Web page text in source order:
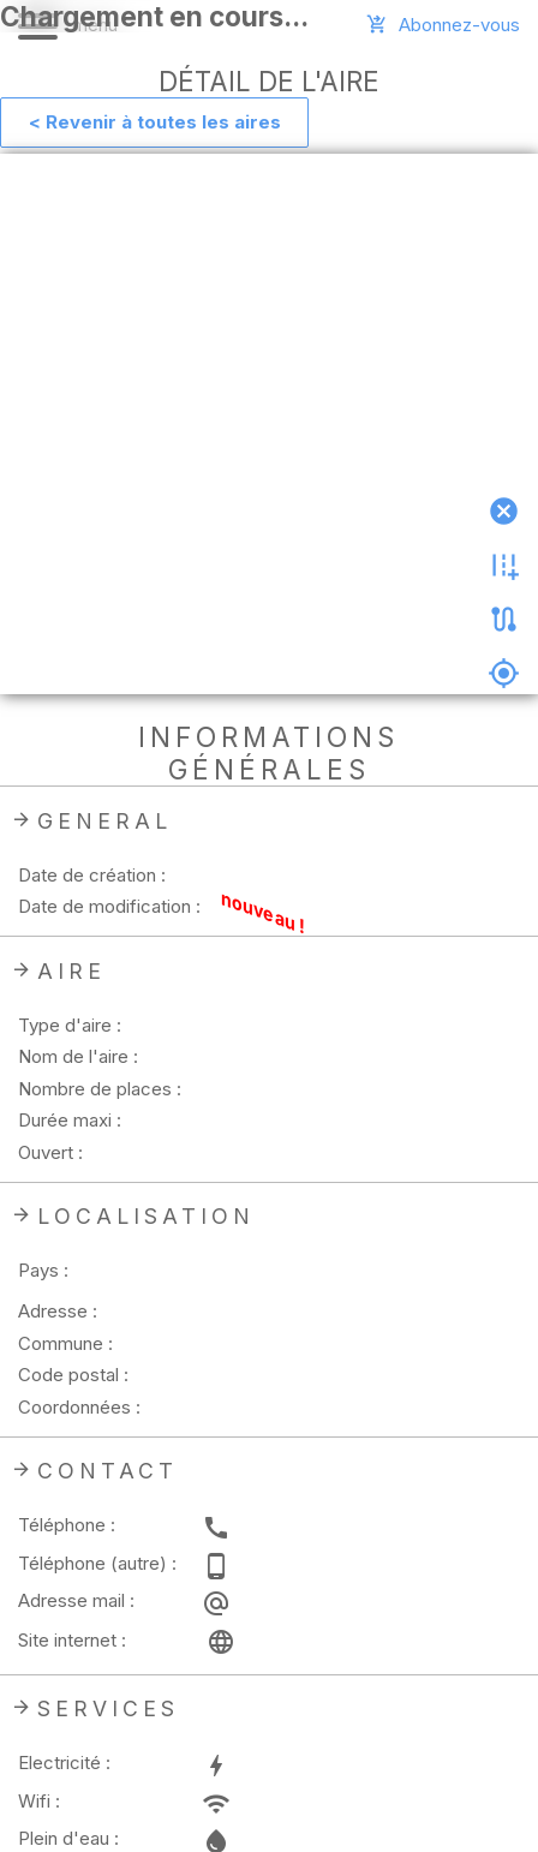
Aide
hors
ligne
Abonnez-vous
DÉTAIL DE L'AIRE
< Revenir à toutes les aires
INFORMATIONS
GÉNÉRALES
GENERAL
Date de création :
Date de modification :
nouveau !
AIRE
Type d'aire :
Nom de l'aire :
Nombre de places :
Durée maxi :
Ouvert :
LOCALISATION
Pays :
Adresse :
Commune :
Code postal :
Coordonnées :
CONTACT
Téléphone :
Téléphone (autre) :
Adresse mail :
Site internet :
SERVICES
Electricité :
Wifi :
Plein d'eau :